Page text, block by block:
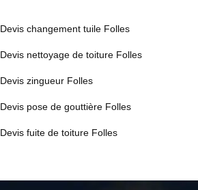
Devis changement tuile Folles
Devis nettoyage de toiture Folles
Devis zingueur Folles
Devis pose de gouttière Folles
Devis fuite de toiture Folles